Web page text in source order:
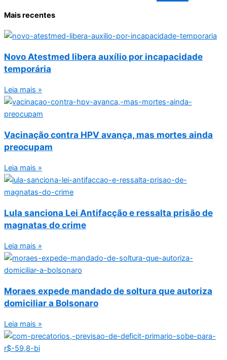
Mais recentes
Novo Atestmed libera auxílio por incapacidade
temporária
Leia mais »
Vacinação contra HPV avança, mas mortes ainda
preocupam
Leia mais »
Lula sanciona Lei Antifacção e ressalta prisão de
magnatas do crime
Leia mais »
Moraes expede mandado de soltura que autoriza
domiciliar a Bolsonaro
Leia mais »